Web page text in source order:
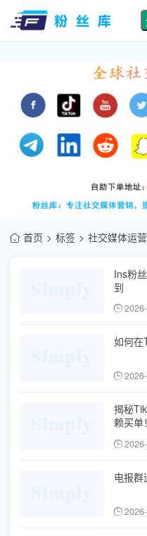
首页 标签 社交媒体运营
Ins粉
到
如何在
揭秘
赖买单！
电报群